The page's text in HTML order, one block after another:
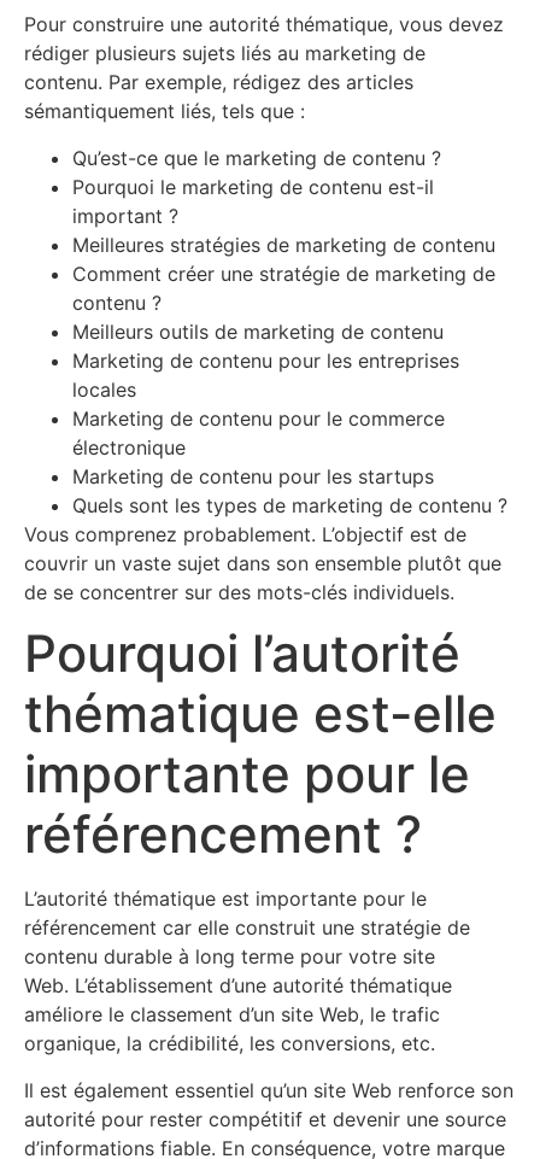
Pour construire une autorité thématique, vous devez
rédiger plusieurs sujets liés au marketing de
contenu. Par exemple, rédigez des articles
sémantiquement liés, tels que :
Qu’est-ce que le marketing de contenu ?
Pourquoi le marketing de contenu est-il
important ?
Meilleures stratégies de marketing de contenu
Comment créer une stratégie de marketing de
contenu ?
Meilleurs outils de marketing de contenu
Marketing de contenu pour les entreprises
locales
Marketing de contenu pour le commerce
électronique
Marketing de contenu pour les startups
Quels sont les types de marketing de contenu ?
Vous comprenez probablement. L’objectif est de
couvrir un vaste sujet dans son ensemble plutôt que
de se concentrer sur des mots-clés individuels.
Pourquoi l’autorité
thématique est-elle
importante pour le
référencement ?
L’autorité thématique est importante pour le
référencement car elle construit une stratégie de
contenu durable à long terme pour votre site
Web. L’établissement d’une autorité thématique
améliore le classement d’un site Web, le trafic
organique, la crédibilité, les conversions, etc.
Il est également essentiel qu’un site Web renforce son
autorité pour rester compétitif et devenir une source
d’informations fiable. En conséquence, votre marque